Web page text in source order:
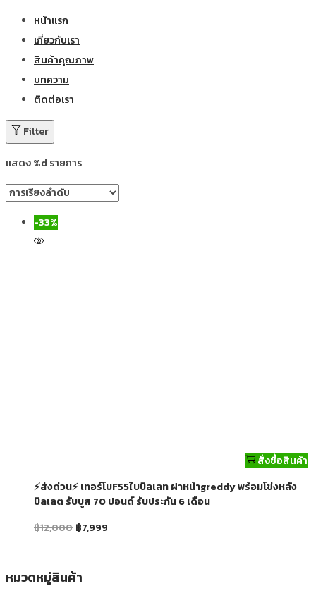
หน้าแรก
เกี่ยวกับเรา
สินค้าคุณภาพ
บทความ
ติดต่อเรา
Filter
แสดง %d รายการ
-33%
สั่งซื้อสินค้า
⚡ส่งด่วน⚡ เทอร์โบF55ใบบิลเลท ฝาหน้าgreddy พร้อมโข่งหลัง
บิลเลต รับบูส 70 ปอนด์ รับประกัน 6 เดือน
฿12,000฿7,999
หมวดหมู่สินค้า